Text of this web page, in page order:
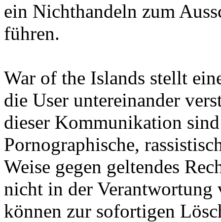
ein Nichthandeln zum
führen.
War of the Islands stellt
die User untereinander
dieser Kommunikation
Pornographische,
Weise gegen geltendes
nicht in der Verantwortung
können zur sofortigen